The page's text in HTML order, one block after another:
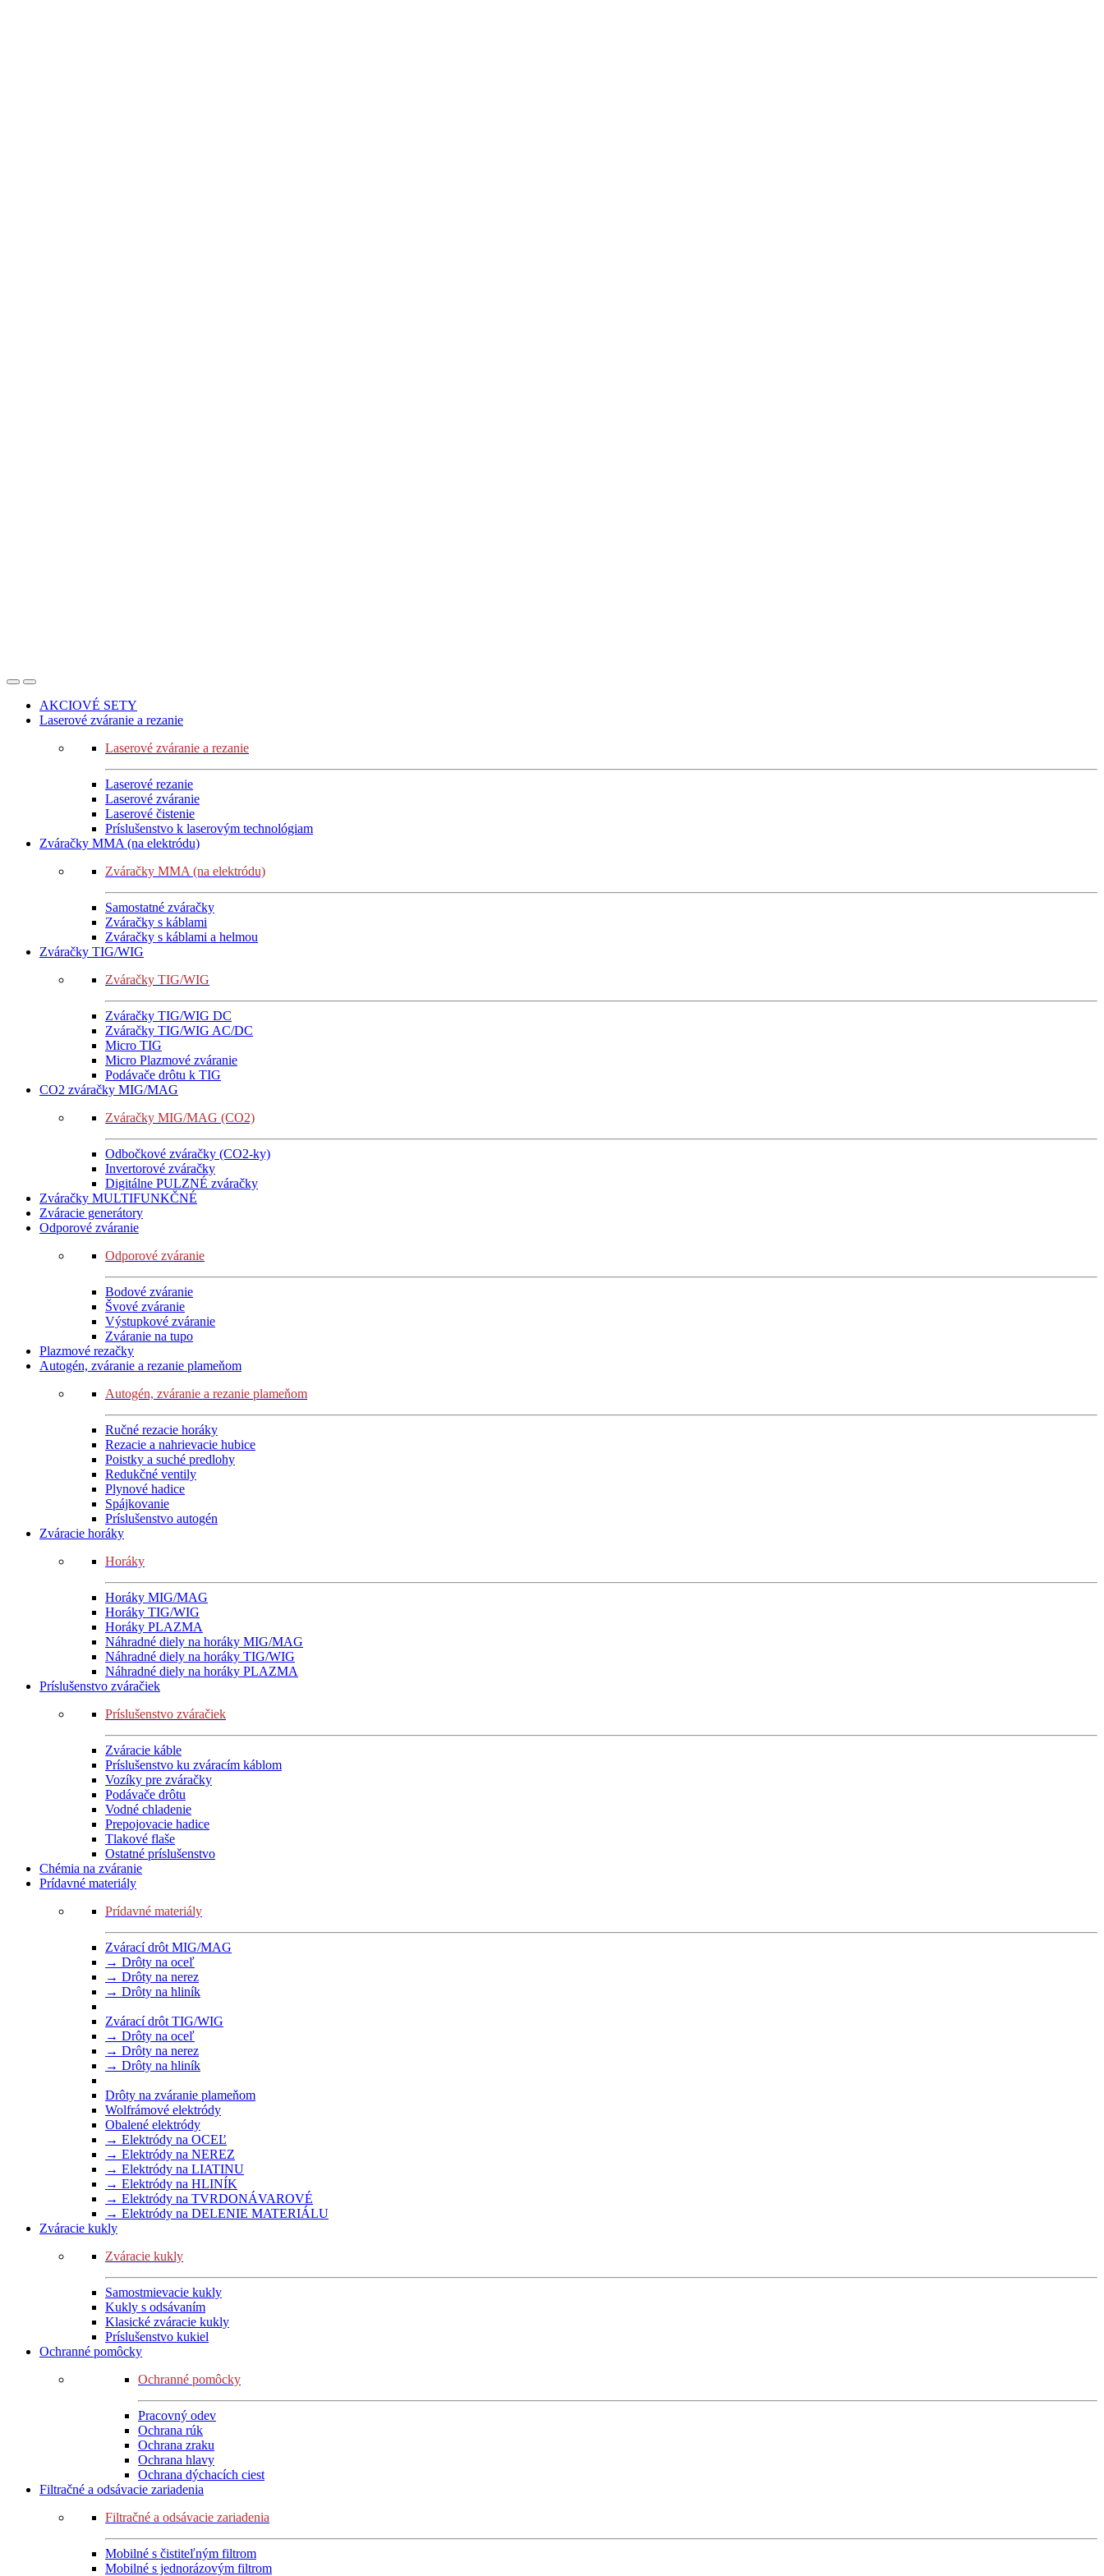
AKCIOVÉ SETY
Laserové zváranie a rezanie
Laserové zváranie a rezanie
Laserové rezanie
Laserové zváranie
Laserové čistenie
Príslušenstvo k laserovým technológiam
Zváračky MMA (na elektródu)
Zváračky MMA (na elektródu)
Samostatné zváračky
Zváračky s káblami
Zváračky s káblami a helmou
Zváračky TIG/WIG
Zváračky TIG/WIG
Zváračky TIG/WIG DC
Zváračky TIG/WIG AC/DC
Micro TIG
Micro Plazmové zváranie
Podávače drôtu k TIG
CO2 zváračky MIG/MAG
Zváračky MIG/MAG (CO2)
Odbočkové zváračky (CO2-ky)
Invertorové zváračky
Digitálne PULZNÉ zváračky
Zváračky MULTIFUNKČNÉ
Zváracie generátory
Odporové zváranie
Odporové zváranie
Bodové zváranie
Švové zváranie
Výstupkové zváranie
Zváranie na tupo
Plazmové rezačky
Autogén, zváranie a rezanie plameňom
Autogén, zváranie a rezanie plameňom
Ručné rezacie horáky
Rezacie a nahrievacie hubice
Poistky a suché predlohy
Redukčné ventily
Plynové hadice
Spájkovanie
Príslušenstvo autogén
Zváracie horáky
Horáky
Horáky MIG/MAG
Horáky TIG/WIG
Horáky PLAZMA
Náhradné diely na horáky MIG/MAG
Náhradné diely na horáky TIG/WIG
Náhradné diely na horáky PLAZMA
Príslušenstvo zváračiek
Príslušenstvo zváračiek
Zváracie káble
Príslušenstvo ku zváracím káblom
Vozíky pre zváračky
Podávače drôtu
Vodné chladenie
Prepojovacie hadice
Tlakové flaše
Ostatné príslušenstvo
Chémia na zváranie
Prídavné materiály
Prídavné materiály
Zvárací drôt MIG/MAG
→ Drôty na oceľ
→ Drôty na nerez
→ Drôty na hliník
Zvárací drôt TIG/WIG
→ Drôty na oceľ
→ Drôty na nerez
→ Drôty na hliník
Drôty na zváranie plameňom
Wolfrámové elektródy
Obalené elektródy
→ Elektródy na OCEĽ
→ Elektródy na NEREZ
→ Elektródy na LIATINU
→ Elektródy na HLINÍK
→ Elektródy na TVRDONÁVAROVÉ
→ Elektródy na DELENIE MATERIÁLU
Zváracie kukly
Zváracie kukly
Samostmievacie kukly
Kukly s odsávaním
Klasické zváracie kukly
Príslušenstvo kukiel
Ochranné pomôcky
Ochranné pomôcky
Pracovný odev
Ochrana rúk
Ochrana zraku
Ochrana hlavy
Ochrana dýchacích ciest
Filtračné a odsávacie zariadenia
Filtračné a odsávacie zariadenia
Mobilné s čistiteľným filtrom
Mobilné s jednorázovým filtrom